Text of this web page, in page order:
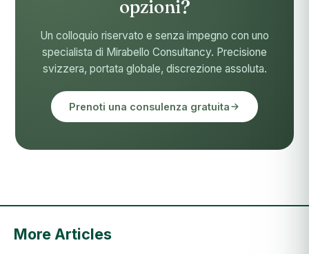
opzioni?
Un colloquio riservato e senza impegno con uno
specialista di Mirabello Consultancy. Precisione
svizzera, portata globale, discrezione assoluta.
Prenoti una consulenza gratuita
More Articles